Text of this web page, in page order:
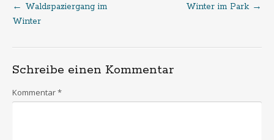
Post
navigation
← Waldspaziergang im
Winter
Winter im Park →
Schreibe einen Kommentar
Kommentar*